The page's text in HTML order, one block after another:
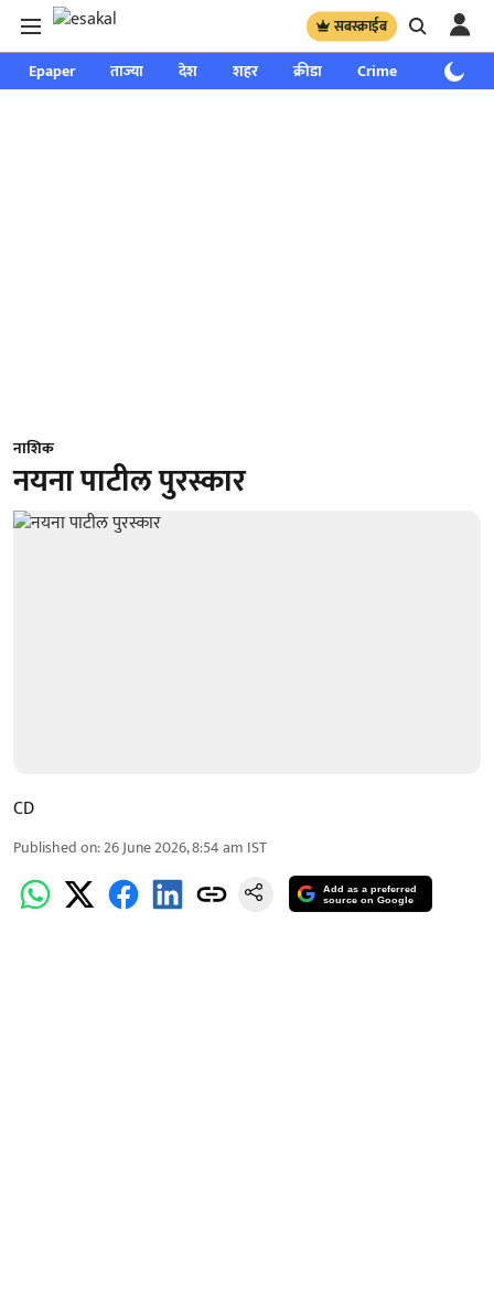
सबस्क्राईब
Epaper ताज्या देश शहर क्रीडा Crime साप्ताहिक
नाशिक
नयना पाटील पुरस्कार
CD
Published on:26 June 2026, 8:54 am IST
Add as a preferred
source on Google